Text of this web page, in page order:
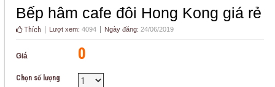
Bếp hâm cafe đôi Hong Kong giá rẻ
Thích Lượt xem: 4094 Ngày đăng: 24/06/2019
Giá 0
Chọn số lượng